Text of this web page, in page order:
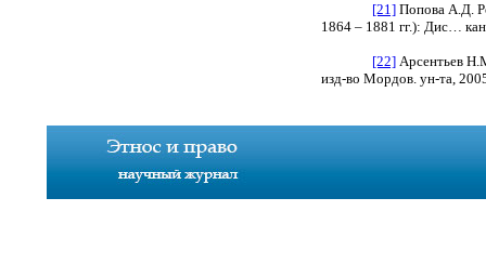
[21] Попова А.Д.
1864 – 1881 гг.): Дис…
[22] Арсентьев
изд-во Мордов. ун-та,